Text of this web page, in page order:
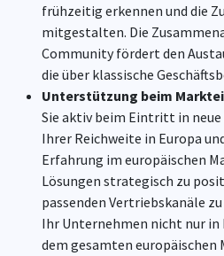
frühzeitig erkennen und die
mitgestalten. Die
Community fördert den
die über klassische
Unterstützung beim
Sie aktiv beim Eintritt in neue
Ihrer Reichweite in Europa
Erfahrung im europäischen
Lösungen strategisch zu
passenden Vertriebskanäle
Ihr Unternehmen nicht nur in
dem gesamten